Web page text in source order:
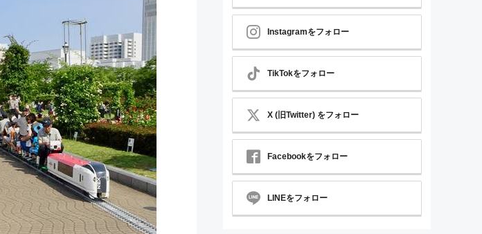
Instagramをフォロー
TikTokをフォロー
X (旧Twitter) をフォロー
Facebookをフォロー
LINEをフォロー